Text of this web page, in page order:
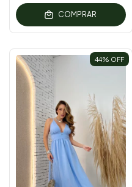
COMPRAR
44% OFF